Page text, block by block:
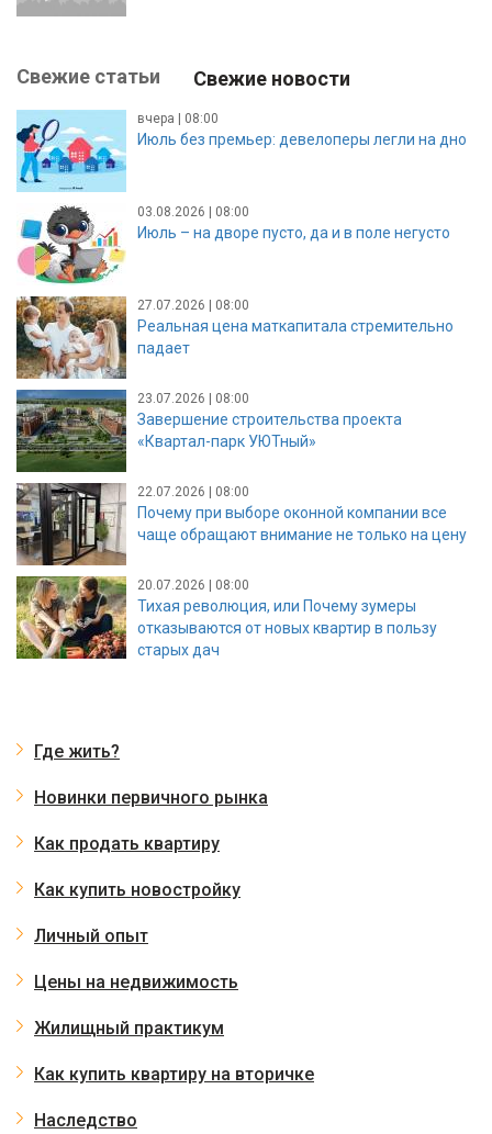
Свежие статьи Свежие новости
вчера | 08:00
Июль без премьер: девелоперы легли на дно
03.08.2026 | 08:00
Июль – на дворе пусто, да и в поле негусто
27.07.2026 | 08:00
Реальная цена маткапитала стремительно
падает
23.07.2026 | 08:00
Завершение строительства проекта
«Квартал-парк УЮТный»
22.07.2026 | 08:00
Почему при выборе оконной компании все
чаще обращают внимание не только на цену
20.07.2026 | 08:00
Тихая революция, или Почему зумеры
отказываются от новых квартир в пользу
старых дач
Где жить?
Новинки первичного рынка
Как продать квартиру
Как купить новостройку
Личный опыт
Цены на недвижимость
Жилищный практикум
Как купить квартиру на вторичке
Наследство